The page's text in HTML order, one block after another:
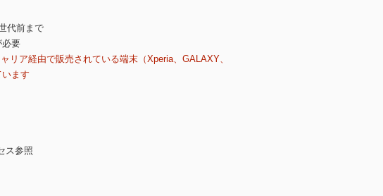
代前まで
必要
ア経由で販売されている端末（Xperia、GALAXY、
ます
ス参照